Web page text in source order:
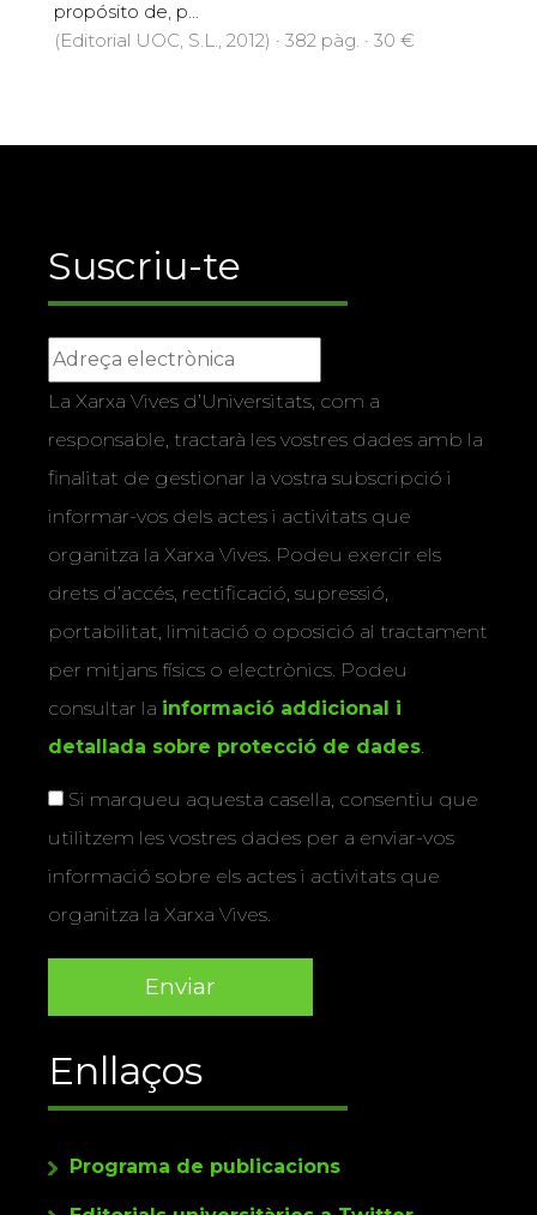
propósito de, p...
(Editorial UOC, S.L., 2012) · 382 pàg. · 30 €
Suscriu-te
La Xarxa Vives d’Universitats, com a
responsable, tractarà les vostres dades amb la
finalitat de gestionar la vostra subscripció i
informar-vos dels actes i activitats que
organitza la Xarxa Vives. Podeu exercir els
drets d’accés, rectificació, supressió,
portabilitat, limitació o oposició al tractament
per mitjans físics o electrònics. Podeu
consultar la informació addicional i
detallada sobre protecció de dades.
Si marqueu aquesta casella, consentiu que
utilitzem les vostres dades per a enviar-vos
informació sobre els actes i activitats que
organitza la Xarxa Vives.
Enllaços
Programa de publicacions